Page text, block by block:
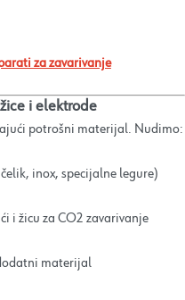
za zavarivanje
i elektrode
potrošni materijal. Nudimo:
inox, specijalne legure)
i žicu za CO2 zavarivanje
materijal